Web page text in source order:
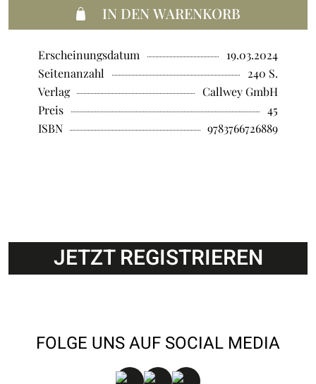
IN DEN WARENKORB
Erscheinungsdatum
19.03.2024
Seitenanzahl
240 S.
Verlag
Callwey GmbH
Preis
45
ISBN
9783766726889
JETZT REGISTRIEREN
FOLGE UNS AUF SOCIAL MEDIA